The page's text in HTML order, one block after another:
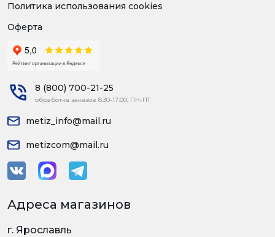
Политика использования cookies
Оферта
8 (800) 700-21-25
обработка заказов 8:30-17:00, ПН-ПТ
metiz_info@mail.ru
metizcom@mail.ru
Адреса магазинов
г. Ярославль